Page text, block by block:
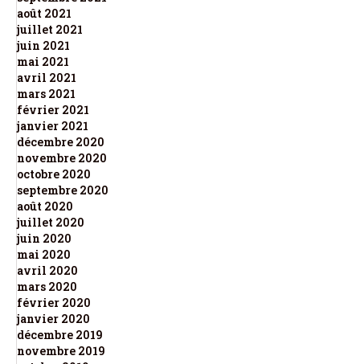
août 2021
juillet 2021
juin 2021
mai 2021
avril 2021
mars 2021
février 2021
janvier 2021
décembre 2020
novembre 2020
octobre 2020
septembre 2020
août 2020
juillet 2020
juin 2020
mai 2020
avril 2020
mars 2020
février 2020
janvier 2020
décembre 2019
novembre 2019